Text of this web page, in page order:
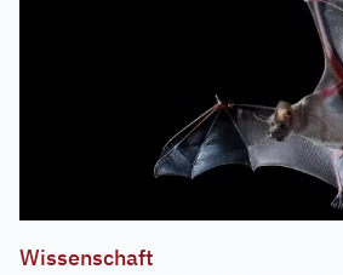
Wissenschaft